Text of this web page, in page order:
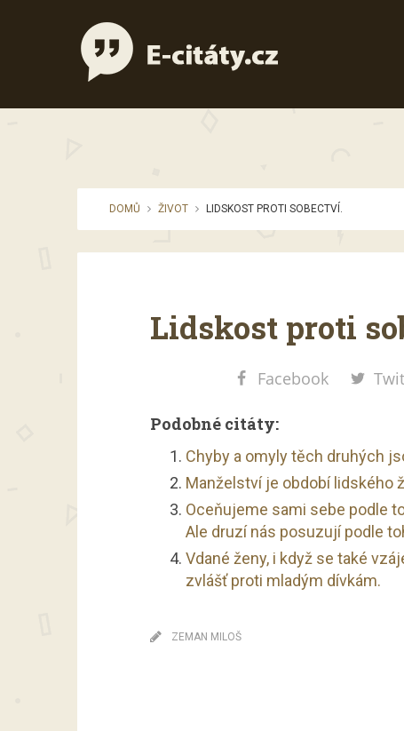
DOMŮ ŽIVOT LIDSKOST PROTI SOBECTVÍ.
Lidskost proti
Facebook
Podobné citáty:
Chyby a omyly těch druhých
Manželství je období lidského
Oceňujeme sami sebe podle
Ale druzí nás posuzují podle
Vdané ženy, i když se také
zvlášť proti mladým dívkám.
ZEMAN MILOŠ